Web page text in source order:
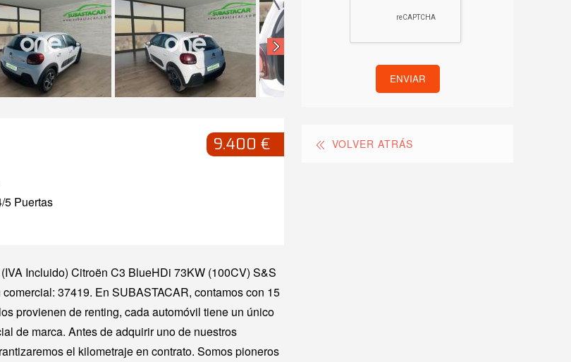
5 Puertas
9.400 €
Incluido) Citroën C3 BlueHDi 73KW (100CV) S&S
37419. En SUBASTACAR, contamos con 15
provienen de renting, cada automóvil tiene un único
de marca. Antes de adquirir uno de nuestros
el kilometraje en contrato. Somos pioneros
ENVIAR
VOLVER ATRÁS